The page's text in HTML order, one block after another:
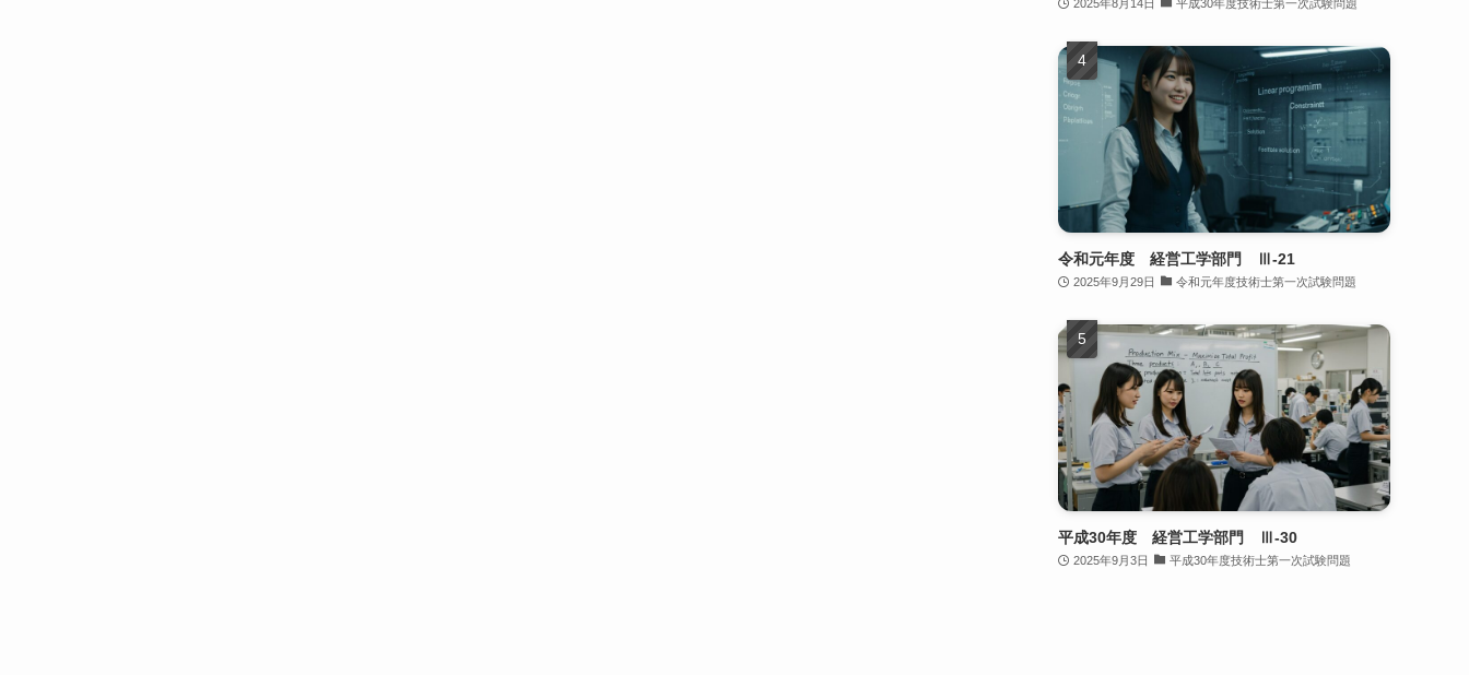
2025年8月14日 平成30年度技術士第一次試験問題
令和元年度 経営工学部門 Ⅲ-21
2025年9月29日 令和元年度技術士第一次試験問題
平成30年度 経営工学部門 Ⅲ-30
2025年9月3日 平成30年度技術士第一次試験問題